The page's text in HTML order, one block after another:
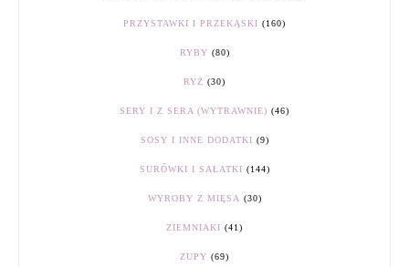
PRZYSTAWKI I PRZEKĄSKI (160)
RYBY (80)
RYŻ (30)
SERY I Z SERA (WYTRAWNIE) (46)
SOSY I INNE DODATKI (9)
SURÓWKI I SAŁATKI (144)
WYROBY Z MIĘSA (30)
ZIEMNIAKI (41)
ZUPY (69)